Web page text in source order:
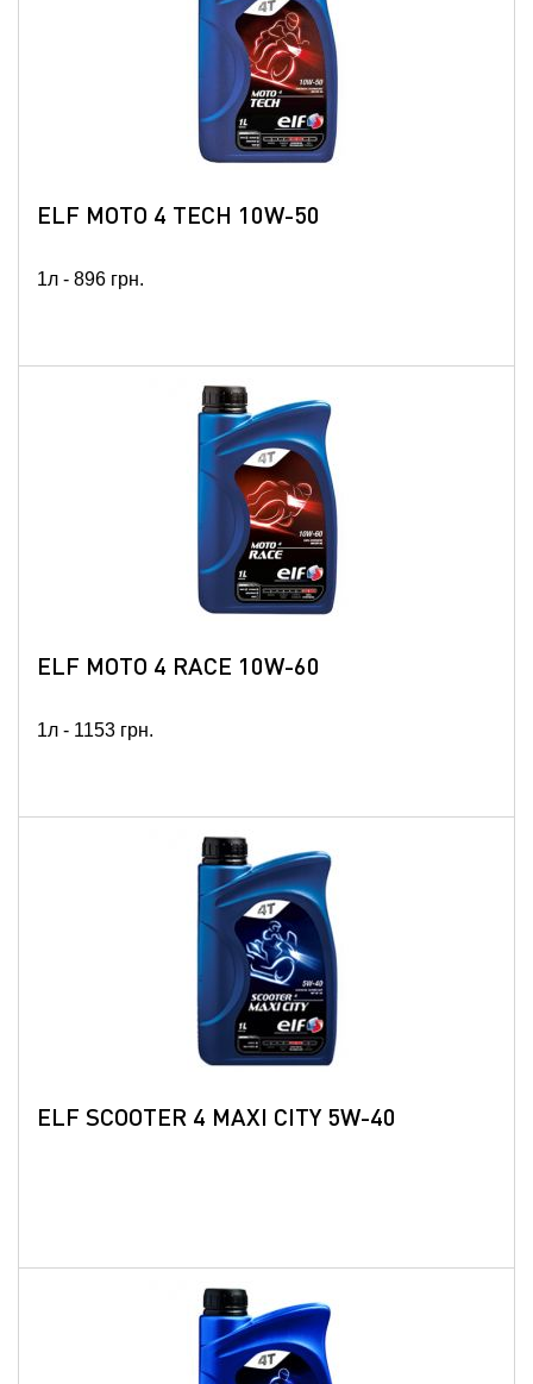
ELF MOTO 4 TECH 10W-50
1л - 896 грн.
ELF MOTO 4 RACE 10W-60
1л - 1153 грн.
ELF SCOOTER 4 MAXI CITY 5W-40